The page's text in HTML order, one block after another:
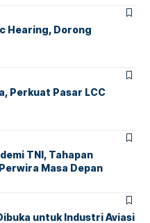
Hearing, Dorong
Perkuat Pasar LCC
TNI, Tahapan
Masa Depan
untuk Industri Aviasi